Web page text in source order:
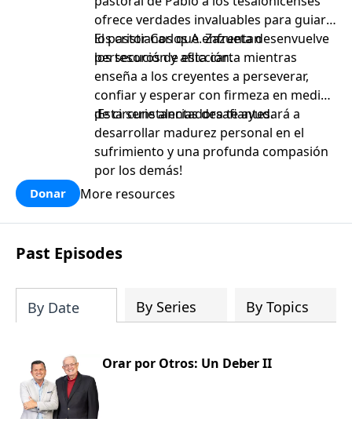
ofrece verdades invaluables para guiar a
los cristianos que enfrentan
persecución y aflicción.
El pastor Carlos A. Zazueta desenvuelve
los tesoros de esta carta mientras
enseña a los creyentes a perseverar,
confiar y esperar con firmeza en medio
de circunstancias desafiantes.
¡Esta serie alentadora te ayudará a
desarrollar madurez personal en el
sufrimiento y una profunda compasión
por los demás!
Donar More resources
Past Episodes
By Date By Series By Topics
Orar por Otros: Un Deber II